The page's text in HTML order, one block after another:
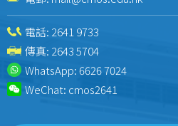
電話: 2641 9733
傳真: 2643 5704
WhatsApp:6626 7024
WeChat: cmos2641